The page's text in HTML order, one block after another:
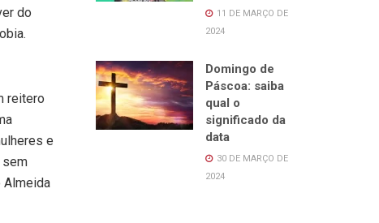
do
reitero
e
sem
Almeida
11 DE MARÇO DE
2024
Domingo de
Páscoa: saiba
qual o
significado da
data
30 DE MARÇO DE
2024